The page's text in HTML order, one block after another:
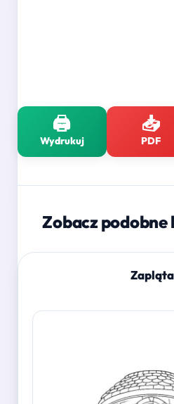
🖨️
Wydrukuj
📥
PDF
Zobacz